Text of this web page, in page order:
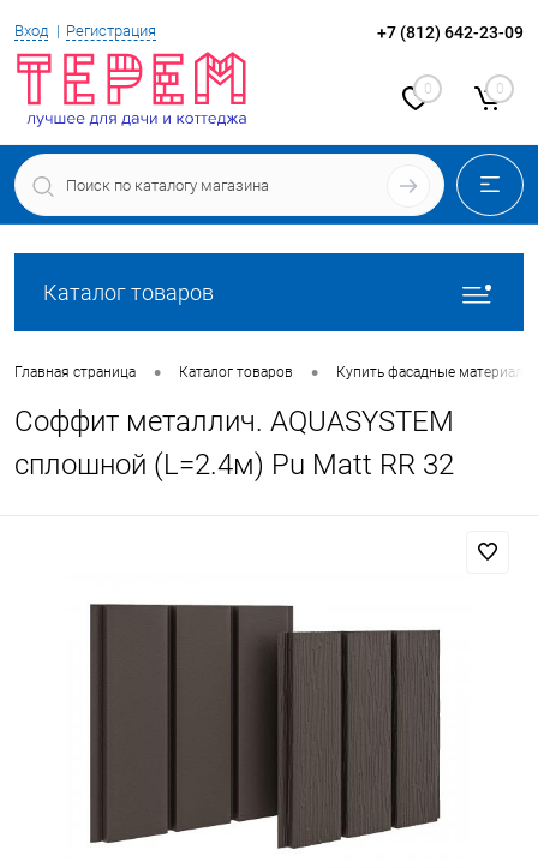
Вход Регистрация +7 (812) 642-23-09
0 0
Каталог товаров
Главная страница • Каталог товаров • Купить фасадные
Соффит металлич. AQUASYSTEM
сплошной (L=2.4м) Pu Matt RR 32